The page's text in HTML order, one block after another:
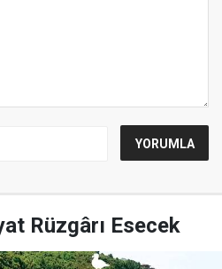
Rüzgârı Esecek